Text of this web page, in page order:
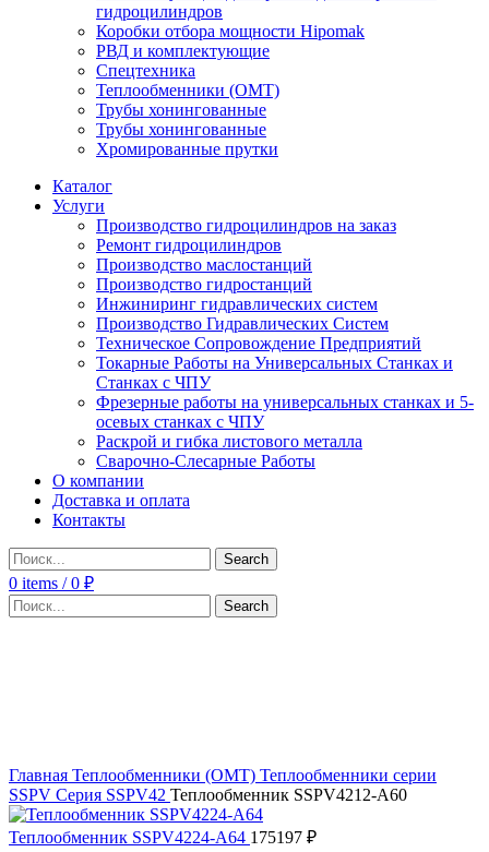
гидроцилиндров
Коробки отбора мощности Hipomak
РВД и комплектующие
Спецтехника
Теплообменники (OMT)
Трубы хонингованные
Трубы хонингованные
Хромированные прутки
Каталог
Услуги
Производство гидроцилиндров на заказ
Ремонт гидроцилиндров
Производство маслостанций
Производство гидростанций
Инжиниринг гидравлических систем
Производство Гидравлических Систем
Техническое Сопровождение Предприятий
Токарные Работы на Универсальных Станках и
Станках с ЧПУ
Фрезерные работы на универсальных станках и 5-
осевых станках с ЧПУ
Раскрой и гибка листового металла
Сварочно-Слесарные Работы
О компании
Доставка и оплата
Контакты
Search
0 items / 0 ₽
Search
Главная Теплообменники (OMT) Теплообменники серии
SSPV Серия SSPV42 Теплообменник SSPV4212-A60
Теплообменник SSPV4224-A64 175197 ₽